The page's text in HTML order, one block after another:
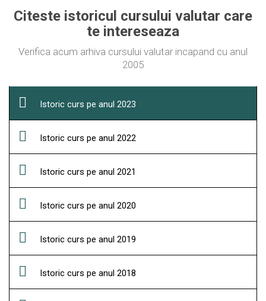
Citeste istoricul cursului valutar care
te intereseaza
Verifica acum arhiva cursului valutar incapand cu anul
2005
Istoric curs pe anul 2023
Istoric curs pe anul 2022
Istoric curs pe anul 2021
Istoric curs pe anul 2020
Istoric curs pe anul 2019
Istoric curs pe anul 2018